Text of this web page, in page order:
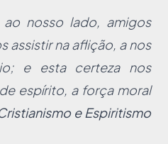
ao nosso lado, amigos
assistir na aflição, a nos
e esta certeza nos
espírito, a força moral
e Espiritismo